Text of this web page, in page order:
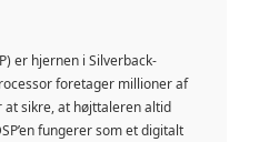
er hjernen i Silverback-
foretager millioner af
sikre, at højttaleren altid
fungerer som et digitalt